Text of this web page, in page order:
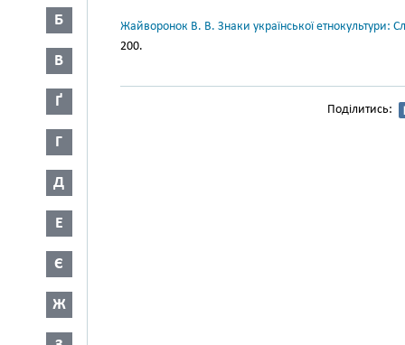
Б
В
Ґ
Г
Д
Е
Є
Ж
Жайворонок В. В. Знаки української етнокультури:
200.
Поділитись: